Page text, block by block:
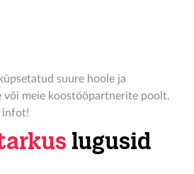
suure hoole ja
või meie koostööpartnerite poolt.
infot!
lugusid